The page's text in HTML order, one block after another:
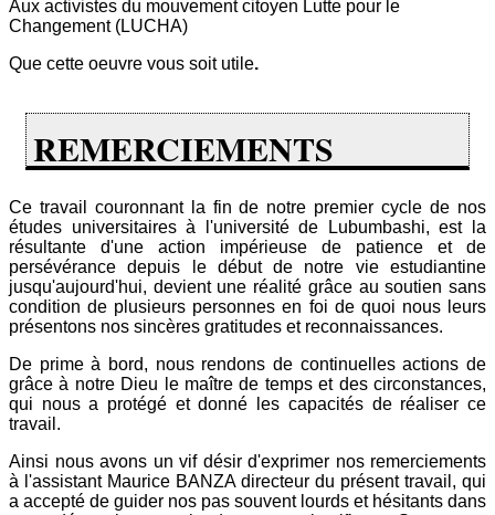
Aux activistes du mouvement citoyen Lutte pour le
Changement (LUCHA)
Que cette oeuvre vous soit utile.
REMERCIEMENTS
Ce travail couronnant la fin de notre premier cycle de nos
études universitaires à l'université de Lubumbashi, est la
résultante d'une action impérieuse de patience et de
persévérance depuis le début de notre vie estudiantine
jusqu'aujourd'hui, devient une réalité grâce au soutien sans
condition de plusieurs personnes en foi de quoi nous leurs
présentons nos sincères gratitudes et reconnaissances.
De prime à bord, nous rendons de continuelles actions de
grâce à notre Dieu le maître de temps et des circonstances,
qui nous a protégé et donné les capacités de réaliser ce
travail.
Ainsi nous avons un vif désir d'exprimer nos remerciements
à l'assistant Maurice BANZA directeur du présent travail, qui
a accepté de guider nos pas souvent lourds et hésitants dans